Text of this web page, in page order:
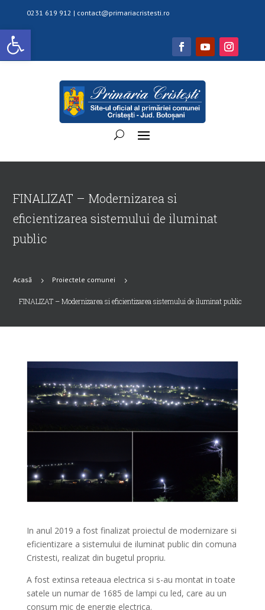
Deschide bara de unelte
0231 619 912 | contact@primariacristesti.ro
FINALIZAT – Modernizarea si
eficientizarea sistemului de iluminat
public
Acasă 5 Proiectele comunei 5
FINALIZAT – Modernizarea si eficientizarea sistemului de iluminat public
In anul 2019 a fost finalizat proiectul de modernizare si
eficientizare a sistemului de iluminat public din comuna
Cristesti, realizat din bugetul propriu.
A fost extinsa reteaua electrica si s-au montat in toate
satele un numar de 1685 de lampi cu led, care au un
consum mic de energie electrica.